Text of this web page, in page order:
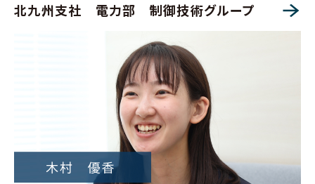
北九州支社 電力部 制御技術グループ